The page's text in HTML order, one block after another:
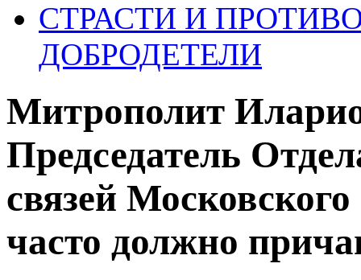
СТРАСТИ И
ДОБРОДЕТЕЛИ
Митрополит
Председатель
связей
часто должно